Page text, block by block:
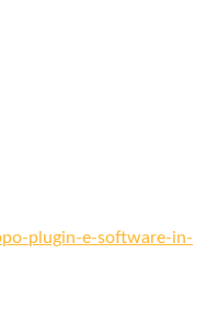
plugin-e-software-in-